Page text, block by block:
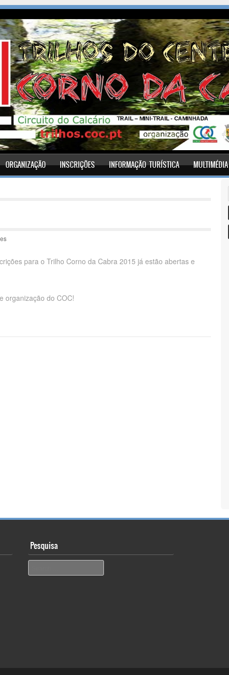
ORGANIZAÇÃO INSCRIÇÕES INFORMAÇÃO TURÍSTICA MULTIMÉDIA
para o Trilho Corno da Cabra 2015 já estão abertas e
organização do COC!
Pesquisa